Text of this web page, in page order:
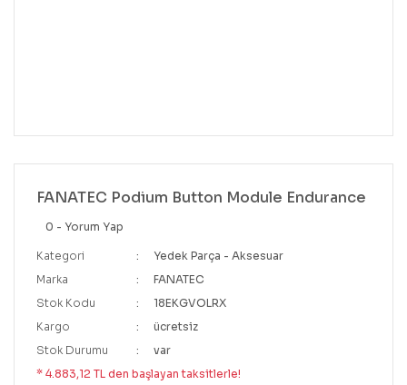
FANATEC Podium Button Module Endurance
0 - Yorum Yap
Kategori
Yedek Parça - Aksesuar
Marka
FANATEC
Stok Kodu
18EKGVOLRX
Kargo
ücretsiz
Stok Durumu
var
* 4.883,12 TL den başlayan taksitlerle!